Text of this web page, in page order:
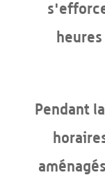
Pendant